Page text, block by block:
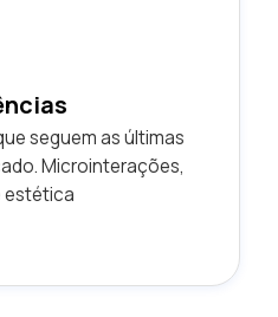
seguem as últimas
Microinterações,
estética